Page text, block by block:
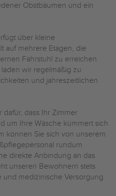
Obstbäumen und ein
über kleine
auf mehrere Etagen, die
Fahrstuhl zu erreichen
wir regelmäßig zu
und jahreszeitlichen
dafür, dass Ihr Zimmer
um Ihre Wäsche kümmert sich
können Sie sich von unserem
rundum
direkte Anbindung an das
unseren Bewohnern stets
medizinische Versorgung